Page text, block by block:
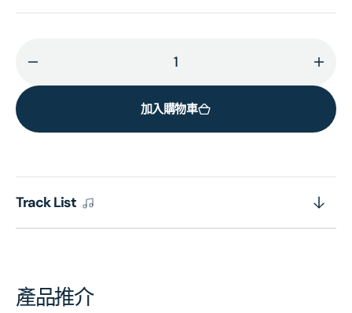
(SACD)
本
壓
增
加
本
壓
加入購物車
Track List
產品推介